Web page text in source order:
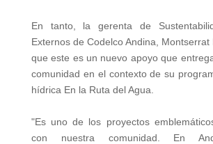
En tanto, la gerenta de
Externos de Codelco Andina, Montserrat
que este es un nuevo apoyo que
comunidad en el contexto de su
hídrica En la Ruta del Agua.
"Es uno de los proyectos
con nuestra comunidad. En